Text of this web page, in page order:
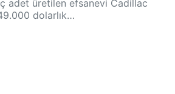
adet üretilen efsanevi Cadillac
dolarlık…